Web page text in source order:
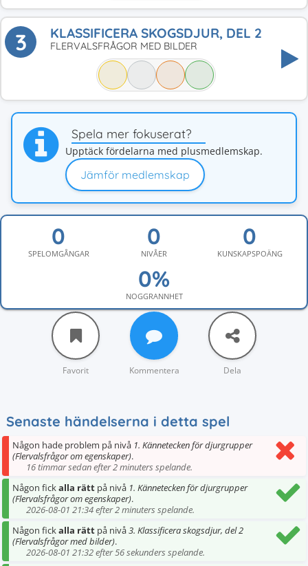
3 KLASSIFICERA SKOGSDJUR, DEL 2
FLERVALSFRÅGOR MED BILDER
Spela mer fokuserat?
Upptäck fördelarna med plusmedlemskap.
Jämför medlemskap
SPELOMGÅNGAR NIVÅER KUNSKAPSPOÄNG
NOGGRANNHET
Favorit Kommentera Dela
Senaste händelserna i detta spel
Någon hade problem på nivå 1. Kännetecken för djurgrupper
(Flervalsfrågor om egenskaper).
16 timmar sedan efter 2 minuters spelande.
Någon fickalla rätt på nivå 1. Kännetecken för djurgrupper
(Flervalsfrågor om egenskaper).
2026-08-01 21:34 efter 2 minuters spelande.
Någon fickalla rätt på nivå3. Klassificera skogsdjur, del 2
(Flervalsfrågor med bilder).
2026-08-01 21:32 efter 56 sekunders spelande.